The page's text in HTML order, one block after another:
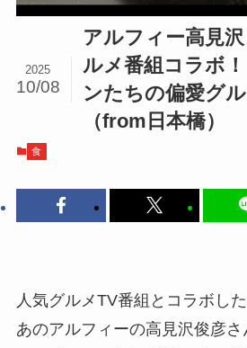
アルフィー高見
ルメ番組コラボ
ンたちの偏愛グ
（from日本橋）
2025
10/08
食
人気グルメTV番組とコラボし
あのアルフィーの高見沢俊彦さ